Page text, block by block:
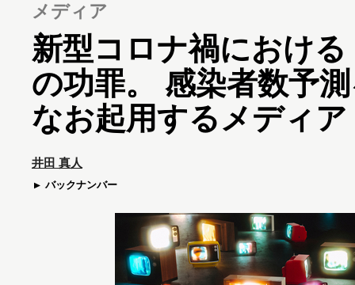
メディア
新型コロナ禍におけ
の功罪。 感染者数予
なお起用するメディア
井田 真人
バックナンバー